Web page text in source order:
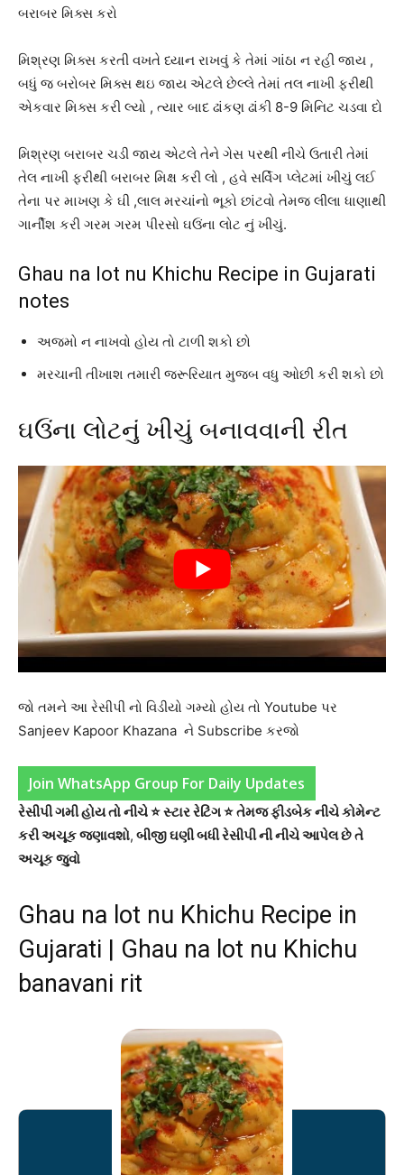
બરાબર મિક્સ કરો
મિશ્રણ મિક્સ કરતી વખતે ધ્યાન રાખવું કે તેમાં ગાંઠા ન રહી જાય ,
બધું જ બરોબર મિક્સ થઇ જાય એટલે છેલ્લે તેમાં તલ નાખી ફરીથી
એકવાર મિક્સ કરી લ્યો , ત્યાર બાદ ઢાંકણ ઢાંકી 8-9 મિનિટ ચડવા દો
મિશ્રણ બરાબર ચડી જાય એટલે તેને ગેસ પરથી નીચે ઉતારી તેમાં
તેલ નાખી ફરીથી બરાબર મિક્ષ કરી લો , હવે સર્વિંગ પ્લેટમાં ખીચું લઈ
તેના પર માખણ કે ઘી ,લાલ મરચાંનો ભૂકો છાંટવો તેમજ લીલા ધાણાથી
ગાર્નીશ કરી ગરમ ગરમ પીરસો ઘઉંના લોટ નું ખીચું.
Ghau na lot nu Khichu Recipe in Gujarati
notes
અજમો ન નાખવો હોય તો ટાળી શકો છો
મરચાની તીખાશ તમારી જરૂરિયાત મુજબ વધુ ઓછી કરી શકો છો
ઘઉંના લોટનું ખીચું બનાવવાની રીત
જો તમને આ રેસીપી નો વિડીયો ગમ્યો હોય તો Youtube પર
Sanjeev Kapoor Khazana ને Subscribe કરજો
Join WhatsApp Group For Daily Updates
રેસીપી ગમી હોય તો નીચે ⭐ સ્ટાર રેટિંગ ⭐ તેમજ ફીડબેક નીચે કોમેન્ટ
કરી અચૂક જણાવશો, બીજી ઘણી બધી રેસીપી ની નીચે આપેલ છે તે
અચૂક જુવો
Ghau na lot nu Khichu Recipe in
Gujarati | Ghau na lot nu Khichu
banavani rit